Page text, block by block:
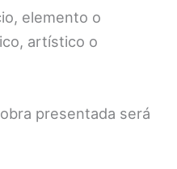
elemento o
artístico o
presentada será